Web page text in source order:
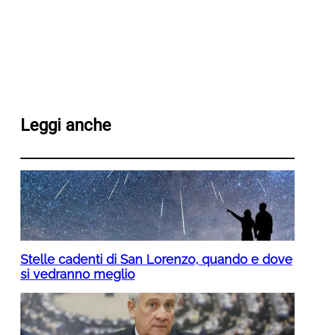
Leggi anche
Stelle cadenti di San Lorenzo, quando e dove
si vedranno meglio